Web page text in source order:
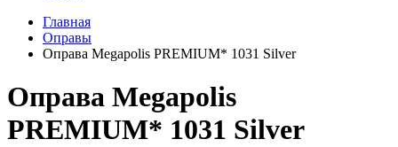
Главная
Оправы
Оправа Megapolis PREMIUM* 1031 Silver
Оправа Megapolis
PREMIUM* 1031 Silver